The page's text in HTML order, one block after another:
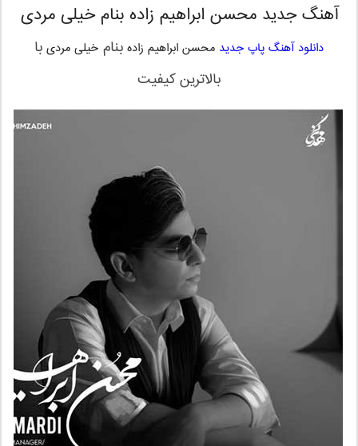
آهنگ جدید محسن ابراهیم زاده بنام خیلی مردی
دانلود آهنگ پاپ جدید محسن ابراهیم زاده بنام خیلی مردی با
بالاترین کیفیت